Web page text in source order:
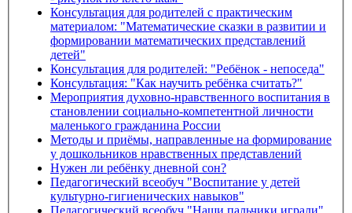
Консультация для родителей с практическим
материалом: "Математические сказки в развитии и
формировании математических представлений
детей"
Консультация для родителей: "Ребёнок - непоседа"
Консультация: "Как научить ребёнка считать?"
Мероприятия духовно-нравственного воспитания в
становлении социально-компетентной личности
маленького гражданина России
Методы и приёмы, направленные на формирование
у дошкольников нравственных представлений
Нужен ли ребёнку дневной сон?
Педагогический всеобуч "Воспитание у детей
культурно-гигиенических навыков"
Педагогический всеобуч "Наши пальчики играли"